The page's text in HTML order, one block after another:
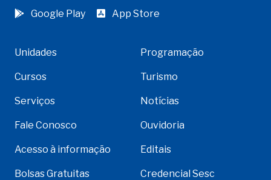
Google Play App Store
Unidades Programação
Cursos Turismo
Serviços Notícias
Fale Conosco Ouvidoria
Acesso à informação Editais
Bolsas Gratuitas Credencial Sesc